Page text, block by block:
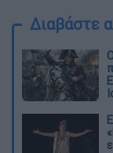
Διαβάστε